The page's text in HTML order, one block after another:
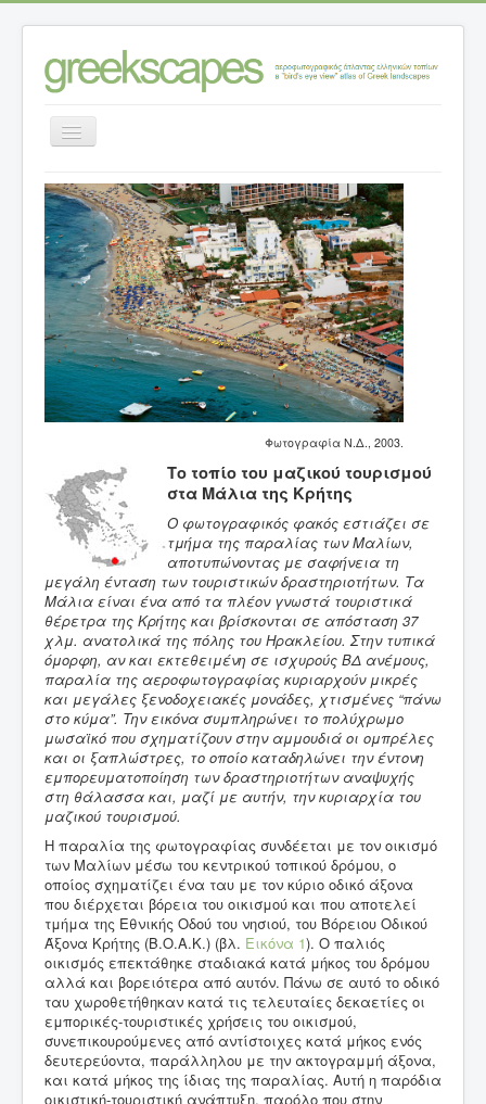
Εναλλαγή
πλοήγησης
Αρχική σελίδα >
Κατηγορίες ανάλυσης τοπίων >
Τοπία – θέσεις > Ν. ΗΡΑΚΛΕΙΟΥ >
Το τοπίο του μαζικού τουρισμού στα Μάλια της
Κρήτης
Φωτογραφία Ν.Δ., 2003.
Το τοπίο του μαζικού τουρισμού
στα Μάλια της Κρήτης
Ο φωτογραφικός φακός εστιάζει σε
τμήμα της παραλίας των Μαλίων,
αποτυπώνοντας με σαφήνεια τη
μεγάλη ένταση των τουριστικών δραστηριοτήτων. Τα
Μάλια είναι ένα από τα πλέον γνωστά τουριστικά
θέρετρα της Κρήτης και βρίσκονται σε απόσταση 37
χλμ. ανατολικά της πόλης του Ηρακλείου. Στην τυπικά
όμορφη, αν και εκτεθειμένη σε ισχυρούς ΒΔ ανέμους,
παραλία της αεροφωτογραφίας κυριαρχούν μικρές
και μεγάλες ξενοδοχειακές μονάδες, χτισμένες “πάνω
στο κύμα”. Την εικόνα συμπληρώνει το πολύχρωμο
μωσαϊκό που σχηματίζουν στην αμμουδιά οι ομπρέλες
και οι ξαπλώστρες, το οποίο καταδηλώνει την έντονη
εμπορευματοποίηση των δραστηριοτήτων αναψυχής
στη θάλασσα και, μαζί με αυτήν, την κυριαρχία του
μαζικού τουρισμού.
Η παραλία της φωτογραφίας συνδέεται με τον οικισμό
των Μαλίων μέσω του κεντρικού τοπικού δρόμου, ο
οποίος σχηματίζει ένα ταυ με τον κύριο οδικό άξονα
που διέρχεται βόρεια του οικισμού και που αποτελεί
τμήμα της Εθνικής Οδού του νησιού, του Βόρειου Οδικού
Άξονα Κρήτης (Β.Ο.Α.Κ.) (βλ. Εικόνα 1). Ο παλιός
οικισμός επεκτάθηκε σταδιακά κατά μήκος του δρόμου
αλλά και βορειότερα από αυτόν. Πάνω σε αυτό το οδικό
ταυ χωροθετήθηκαν κατά τις τελευταίες δεκαετίες οι
εμπορικές-τουριστικές χρήσεις του οικισμού,
συνεπικουρούμενες από αντίστοιχες κατά μήκος ενός
δευτερεύοντα, παράλληλου με την ακτογραμμή άξονα,
και κατά μήκος της ίδιας της παραλίας. Αυτή η παρόδια
οικιστική-τουριστική ανάπτυξη, παρόλο που στην